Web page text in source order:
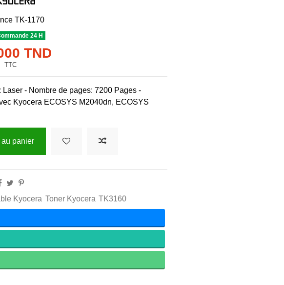
TK-1170
24 H
TND
TTC
- Nombre de pages: 7200 Pages -
Kyocera ECOSYS M2040dn, ECOSYS
panier
Kyocera Toner Kyocera TK3160